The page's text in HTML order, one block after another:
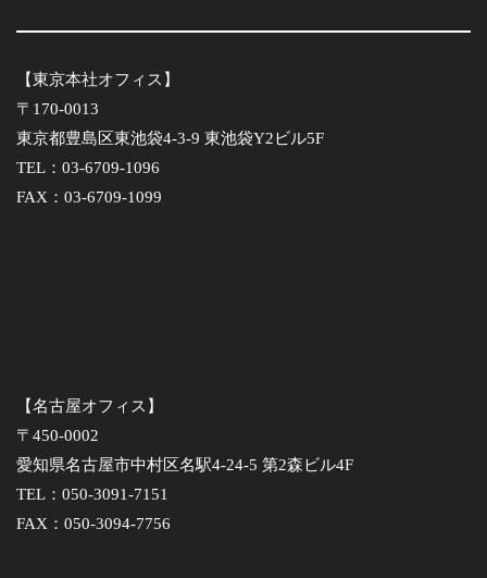
【東京本社オフィス】
〒170-0013
東京都豊島区東池袋4-3-9 東池袋Y2ビル5F
TEL：03-6709-1096
FAX：03-6709-1099
【名古屋オフィス】
〒450-0002
愛知県名古屋市中村区名駅4-24-5 第2森ビル4F
TEL：050-3091-7151
FAX：050-3094-7756